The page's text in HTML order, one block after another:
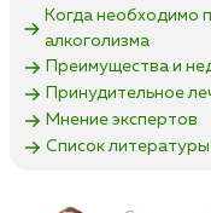
Когда необходимо
алкоголизма
Преимущества и
Принудительное
Мнение экспертов
Список литературы